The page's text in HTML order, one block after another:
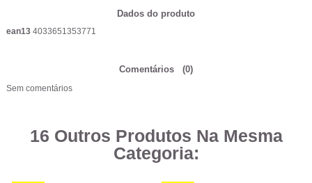
Dados do produto
ean13 4033651353771
Comentários (0)
Sem comentários
16 Outros Produtos Na Mesma
Categoria: